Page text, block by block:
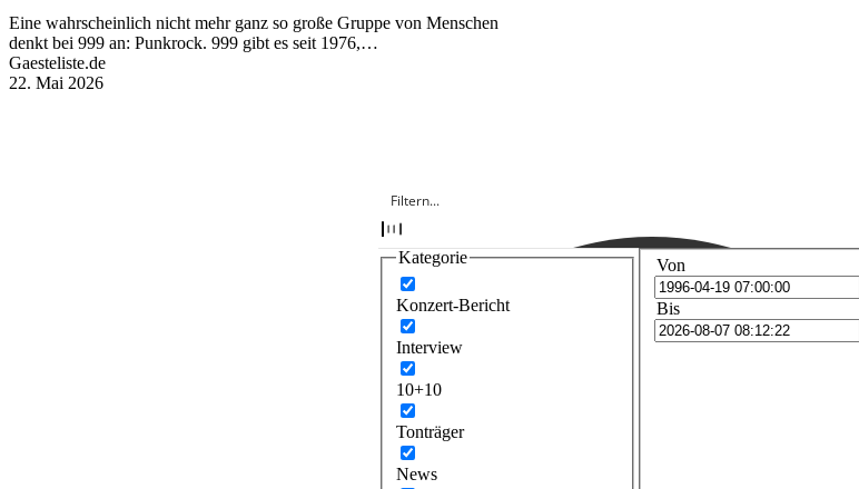
Eine wahrscheinlich nicht mehr ganz so große Gruppe von Menschen
denkt bei 999 an: Punkrock. 999 gibt es seit 1976,…
Gaesteliste.de
22. Mai 2026
Kategorie
Konzert-Bericht
Interview
10+10
Tonträger
News
Von
Bis